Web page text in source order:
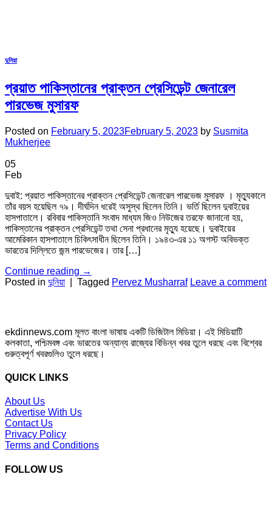
দুনিয়া
প্রয়াত পাকিস্তানের প্রাক্তন প্রেসিডেন্ট জেনারেল
পারভেজ মুসারফ
Posted on February 5, 2023February 5, 2023 by Susmita
Mukherjee
05
Feb
দুবাই: প্রয়াত পাকিস্তানের প্রাক্তন প্রেসিডেন্ট জেনারেল পারভেজ মুসারফ । মৃত্যুকালে
তাঁর বয়স হয়েছিল ৭৯। দীর্ঘদিন ধরেই অসুস্থ ছিলেন তিনি। ভর্তি ছিলেন দুবাইয়ের
হাসপাতালে। রবিবার পাকিস্তানি সংবাদ মাধ্যম জিও নিউজের তরফে জানানো হয়,
পাকিস্তানের প্রাক্তন প্রেসিডেন্ট তথা সেনা প্রধানের মৃত্যু হয়েছে। দুবাইয়ের
আমেরিকান হাসপাতালে চিকিৎসাধীন ছিলেন তিনি। ১৯৪৩-এর ১১ অগস্ট অবিভক্ত
ভারতের দিল্লিতে জন্ম পারভেজের। তার […]
Continue reading →
Posted in দুনিয়া Tagged Pervez Musharraf Leave a comment
ekdinnews.com মূলত বাংলা ভাষায় একটি ডিজিটাল মিডিয়া। এই মিডিয়াটি
কলকাতা, পশ্চিমবঙ্গ এবং ভারতের অন্যান্য রাজ্যের বিভিন্ন খবর তুলে ধরছে এবং বিশ্বের
গুরুত্বপূর্ণ খবরগুলিও তুলে ধরছে।
QUICK LINKS
About Us
Advertise With Us
Contact Us
Privacy Policy
Terms and Conditions
FOLLOW US